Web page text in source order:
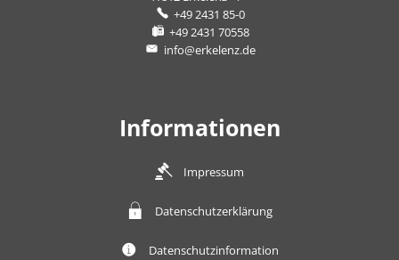
+49 2431 85-0
+49 2431 70558
info@erkelenz.de
Informationen
Impressum
Datenschutzerklärung
Datenschutzinformation